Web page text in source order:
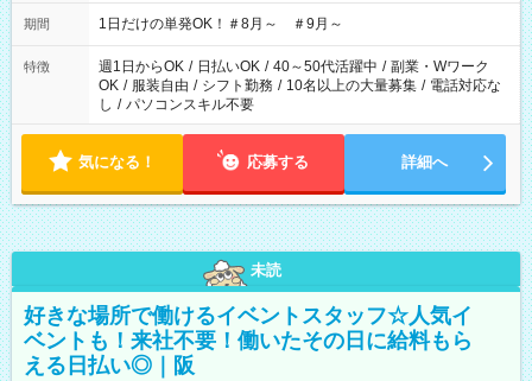
期間 1日だけの単発OK！＃8月～ ＃9月～
特徴 週1日からOK / 日払いOK / 40～50代活躍中 / 副業・Wワーク
OK / 服装自由 / シフト勤務 / 10名以上の大量募集 / 電話対応な
し / パソコンスキル不要
気になる！ 応募する 詳細へ
未読
好きな場所で働けるイベントスタッフ☆人気イ
ベントも！来社不要！働いたその日に給料もら
える日払い◎｜阪